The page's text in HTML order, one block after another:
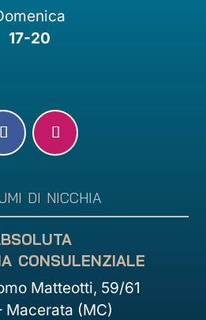
17-20
di nicchia
consulenziale
Matteotti, 59/61
Macerata (MC)